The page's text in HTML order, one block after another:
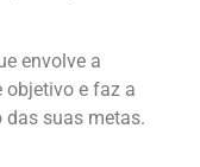
envolve a
objetivo e faz a
das suas metas.